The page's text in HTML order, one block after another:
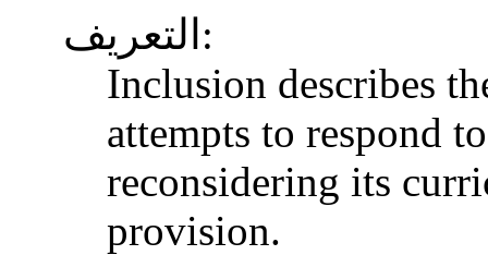
التعريف:
Inclusion describes
attempts to respond
reconsidering its
provision.